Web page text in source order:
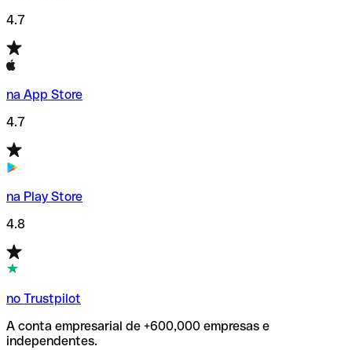
4.7
na App Store
4.7
na Play Store
4.8
no Trustpilot
A conta empresarial de +600,000 empresas e
independentes.